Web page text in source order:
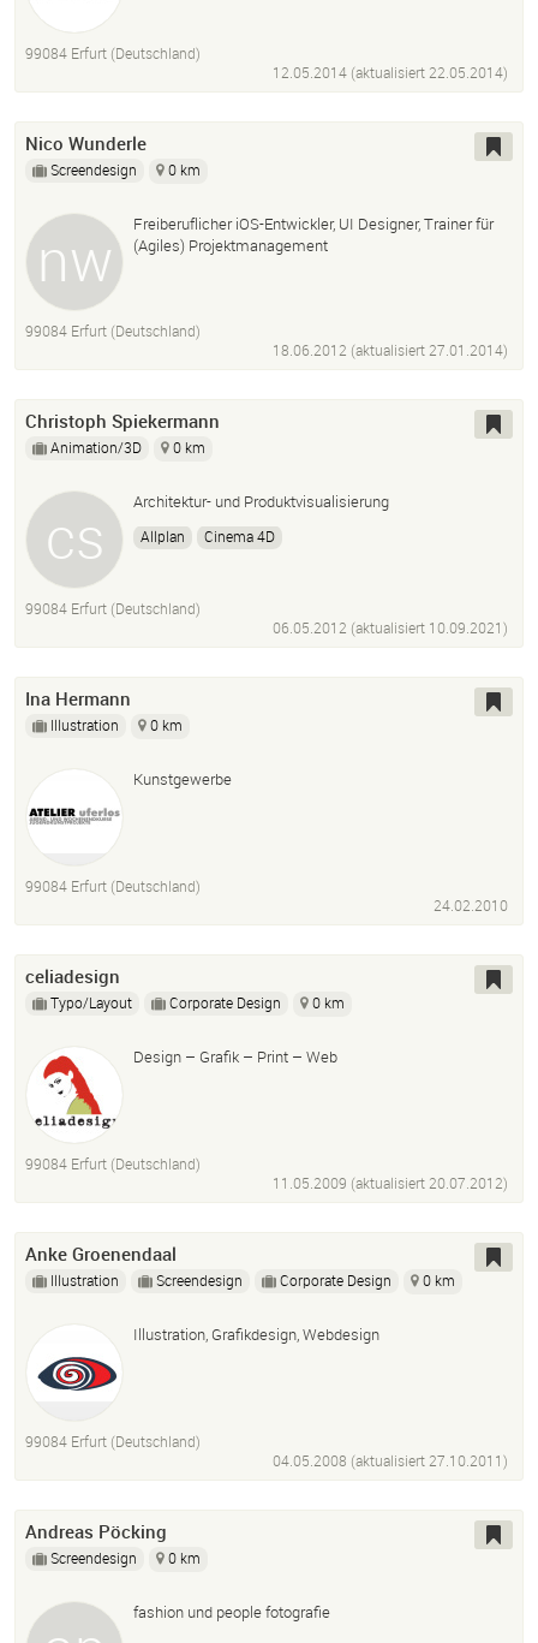
Vertriebsberatung
Gründercoaching Event
99084 Erfurt (Deutschland)
12.05.2014 (aktualisiert22.05.2014)
Nico Wunderle
Screendesign 0 km
Freiberuflicher iOS-Entwickler, UI Designer, Trainer für
(Agiles) Projektmanagement
99084 Erfurt (Deutschland)
18.06.2012 (aktualisiert27.01.2014)
Christoph Spiekermann
Animation/3D 0 km
Architektur- und Produktvisualisierung
Allplan Cinema 4D
99084 Erfurt (Deutschland)
06.05.2012 (aktualisiert 10.09.2021)
Ina Hermann
Illustration 0 km
Kunstgewerbe
99084 Erfurt (Deutschland)
24.02.2010
celiadesign
Typo/Layout Corporate Design 0 km
Design – Grafik – Print – Web
99084 Erfurt (Deutschland)
11.05.2009 (aktualisiert20.07.2012)
Anke Groenendaal
Illustration Screendesign Corporate Design 0 km
Illustration, Grafikdesign, Webdesign
99084 Erfurt (Deutschland)
04.05.2008 (aktualisiert27.10.2011)
Andreas Pöcking
Screendesign 0 km
fashion und people fotografie